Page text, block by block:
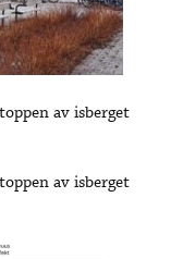
av isberget
av isberget